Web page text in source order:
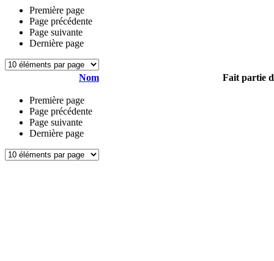
Première page
Page précédente
Page suivante
Dernière page
Nom Fait partie
Première page
Page précédente
Page suivante
Dernière page